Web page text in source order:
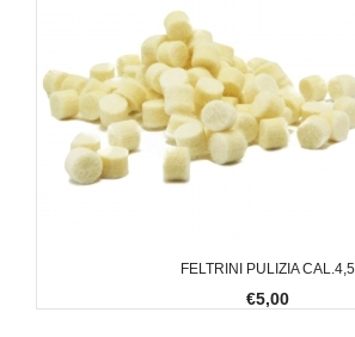
FELTRINI PULIZIA CAL.4,5
€5,00